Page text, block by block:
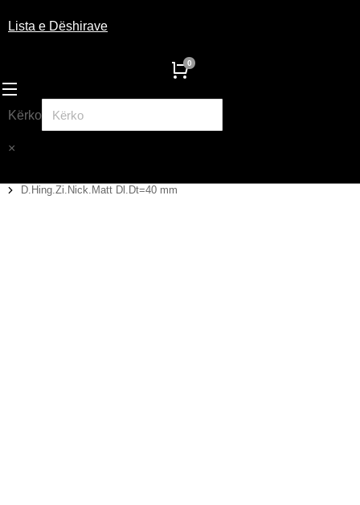
Lista e Dëshirave
Kërko
×
You are here:
D.Hing.Zi.Nick.Matt Dl.Dt=40 mm